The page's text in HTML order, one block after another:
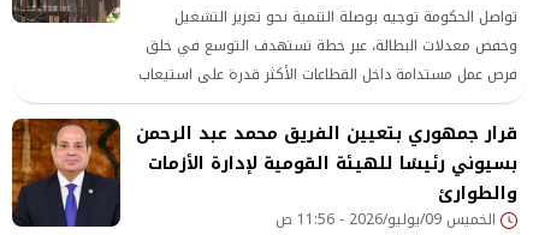
تواصل الحكومة توجيه بوصلة التنمية نحو تعزيز التشغيل
وخفض معدلات البطالة، عبر خطة تستهدف التوسع في خلق
فرص عمل مستدامة داخل القطاعات الأكثر قدرة على استيعاب
العمالة، بما يعزز النمو الاقتصادي ويرفع كفاءة سوق العمل.
قرار جمهوري بتعيين الفريق محمد عبد الرحمن
بسيوني رئيسًا للهيئة القومية لإدارة الأزمات
والطوارئ
الخميس 09/يوليو/2026 - 11:56 ص